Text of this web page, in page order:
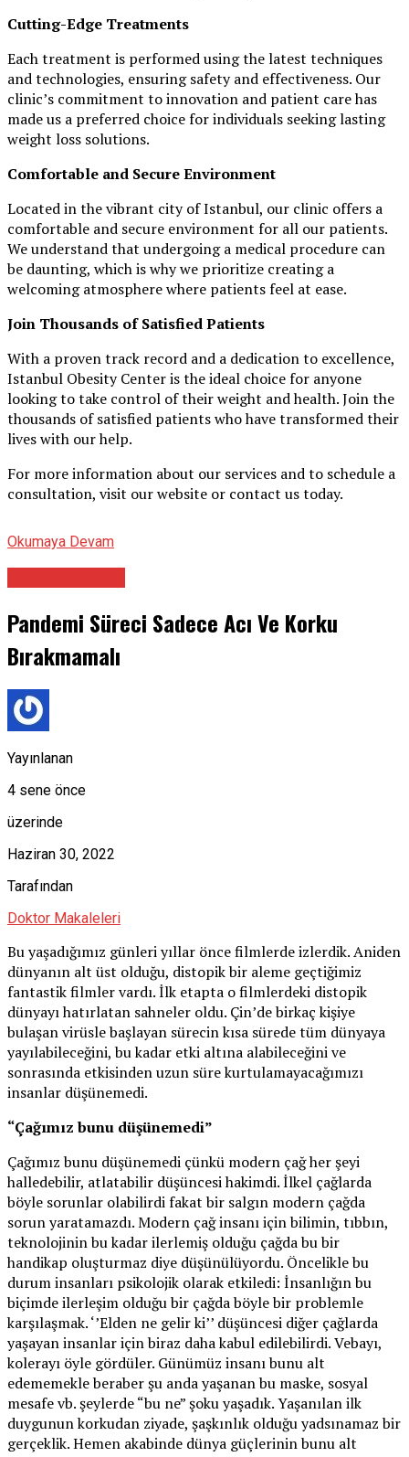
Cutting-Edge Treatments
Each treatment is performed using the latest techniques
and technologies, ensuring safety and effectiveness. Our
clinic’s commitment to innovation and patient care has
made us a preferred choice for individuals seeking lasting
weight loss solutions.
Comfortable and Secure Environment
Located in the vibrant city of Istanbul, our clinic offers a
comfortable and secure environment for all our patients.
We understand that undergoing a medical procedure can
be daunting, which is why we prioritize creating a
welcoming atmosphere where patients feel at ease.
Join Thousands of Satisfied Patients
With a proven track record and a dedication to excellence,
Istanbul Obesity Center is the ideal choice for anyone
looking to take control of their weight and health. Join the
thousands of satisfied patients who have transformed their
lives with our help.
For more information about our services and to schedule a
consultation, visit our website or contact us today.
Okumaya Devam
Pandemi Süreci Sadece Acı Ve Korku
Bırakmamalı
Yayınlanan
4 sene önce
üzerinde
Haziran 30, 2022
Tarafından
Doktor Makaleleri
Bu yaşadığımız günleri yıllar önce filmlerde izlerdik. Aniden
dünyanın alt üst olduğu, distopik bir aleme geçtiğimiz
fantastik filmler vardı. İlk etapta o filmlerdeki distopik
dünyayı hatırlatan sahneler oldu. Çin’de birkaç kişiye
bulaşan virüsle başlayan sürecin kısa sürede tüm dünyaya
yayılabileceğini, bu kadar etki altına alabileceğini ve
sonrasında etkisinden uzun süre kurtulamayacağımızı
insanlar düşünemedi.
“Çağımız bunu düşünemedi”
Çağımız bunu düşünemedi çünkü modern çağ her şeyi
halledebilir, atlatabilir düşüncesi hakimdi. İlkel çağlarda
böyle sorunlar olabilirdi fakat bir salgın modern çağda
sorun yaratamazdı. Modern çağ insanı için bilimin, tıbbın,
teknolojinin bu kadar ilerlemiş olduğu çağda bu bir
handikap oluşturmaz diye düşünülüyordu. Öncelikle bu
durum insanları psikolojik olarak etkiledi: İnsanlığın bu
biçimde ilerleşim olduğu bir çağda böyle bir problemle
karşılaşmak. ‘’Elden ne gelir ki’’ düşüncesi diğer çağlarda
yaşayan insanlar için biraz daha kabul edilebilirdi. Vebayı,
kolerayı öyle gördüler. Günümüz insanı bunu alt
edememekle beraber şu anda yaşanan bu maske, sosyal
mesafe vb. şeylerde “bu ne” şoku yaşadık. Yaşanılan ilk
duygunun korkudan ziyade, şaşkınlık olduğu yadsınamaz bir
gerçeklik. Hemen akabinde dünya güçlerinin bunu alt